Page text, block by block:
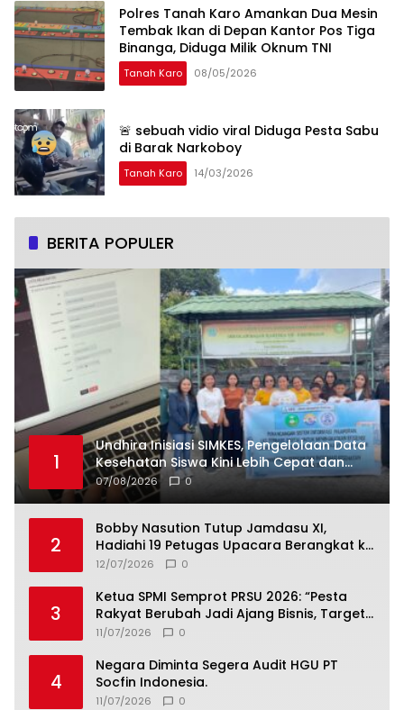
Polres Tanah Karo Amankan Dua Mesin
Tembak Ikan di Depan Kantor Pos Tiga
Binanga, Diduga Milik Oknum TNI
Tanah Karo 08/05/2026
🚨 sebuah vidio viral Diduga Pesta Sabu
di Barak Narkoboy
Tanah Karo 14/03/2026
BERITA POPULER
1
Undhira Inisiasi SIMKES, Pengelolaan Data
Kesehatan Siswa Kini Lebih Cepat dan
Terintegrasi
07/08/2026 0
2
Bobby Nasution Tutup Jamdasu XI,
Hadiahi 19 Petugas Upacara Berangkat ke
Jamnas 2026
12/07/2026 0
3
Ketua SPMI Semprot PRSU 2026: “Pesta
Rakyat Berubah Jadi Ajang Bisnis, Target
300 Ribu Pengunjung Tinggal Slogan”
11/07/2026 0
4
Negara Diminta Segera Audit HGU PT
Socfin Indonesia.
11/07/2026 0